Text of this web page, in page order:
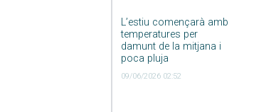
L’estiu començarà amb
temperatures per
damunt de la mitjana i
poca pluja
09/06/2026 02:52